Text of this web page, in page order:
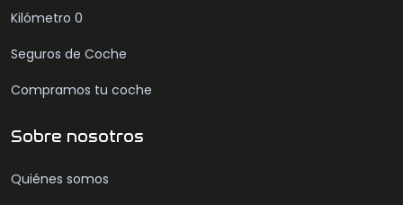
Kilómetro 0
Seguros de Coche
Compramos tu coche
Sobre nosotros
Quiénes somos